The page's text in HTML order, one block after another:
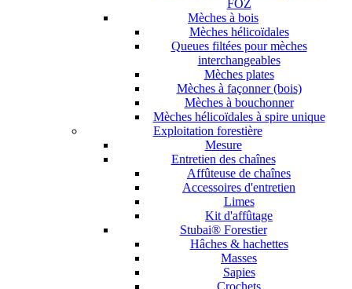
FOZ
Mèches à bois
Mèches hélicoïdales
Queues filtées pour mèches
interchangeables
Mèches plates
Mèches à façonner (bois)
Mèches à bouchonner
Mèches hélicoïdales à spire unique
Exploitation forestière
Mesure
Entretien des chaînes
Affûteuse de chaînes
Accessoires d'entretien
Limes
Kit d'affûtage
Stubai® Forestier
Hâches & hachettes
Masses
Sapies
Crochets